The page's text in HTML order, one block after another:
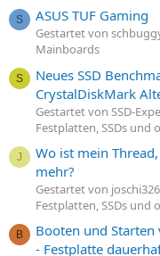
S ASUS TUF Gaming
Gestartet von
Mainboards
S
Neues SSD
CrystalDiskMark
Gestartet von SSD-
Festplatten, SSDs und
J
Wo ist mein
mehr?
Gestartet von
Festplatten, SSDs und
B
Booten und
- Festplatte